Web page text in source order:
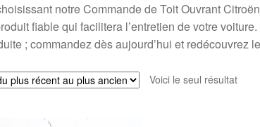
notre Commande de Toit Ouvrant
fiable qui facilitera l’entretien de votre
; commandez dès aujourd’hui et redécouvrez
Voici le seul résultat